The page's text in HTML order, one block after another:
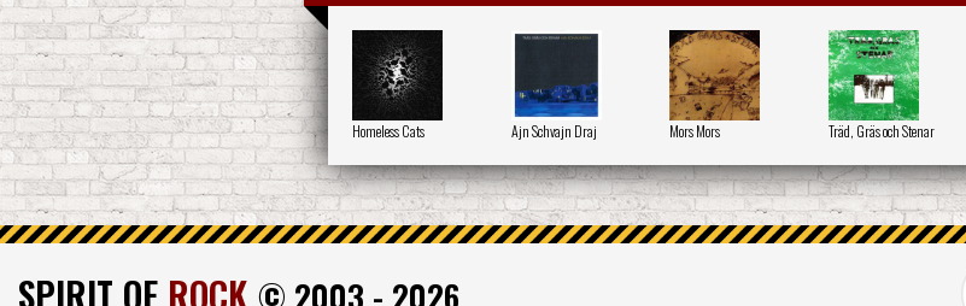
Homeless Cats Ajn Schvajn Draj Mors Mors Träd, Gräs och Stenar
SPIRIT OF ROCK © 2003 - 2026